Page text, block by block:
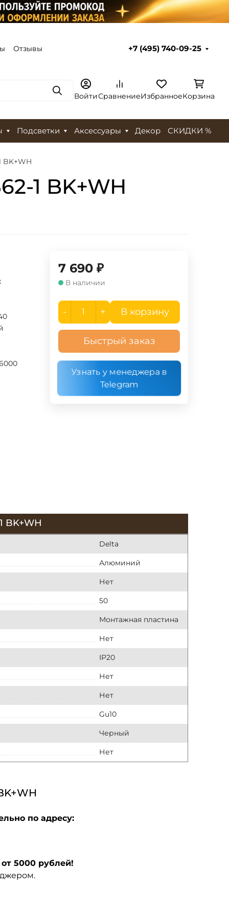
Отзывы +7 (495) 740-09-25
ПоискВойтиСравнениеИзбранноеКорзина
Подсветки Аксессуары Декор СКИДКИ %
BK+WH
1 BK+WH
7 690 ₽
В наличии
- + В корзину
Быстрый заказ
Узнать у менеджера в
Telegram
Delta
Алюминий
Нет
50
Монтажная пластина
Нет
IP20
Нет
Нет
Gu10
Черный
Нет
по адресу:
5000 рублей!